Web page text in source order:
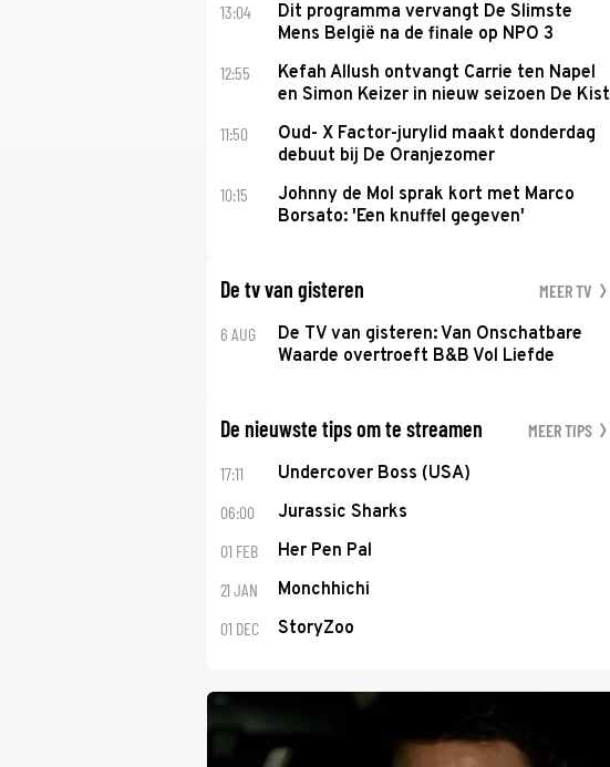
13:04
Dit programma vervangt De Slimste
Mens België na de finale op NPO 3
12:55
Kefah Allush ontvangt Carrie ten Napel
en Simon Keizer in nieuw seizoen De Kist
11:50
Oud- X Factor-jurylid maakt donderdag
debuut bij De Oranjezomer
10:15
Johnny de Mol sprak kort met Marco
Borsato: 'Een knuffel gegeven'
De tv van gisteren MEER TV
6 AUG
De TV van gisteren: Van Onschatbare
Waarde overtroeft B&B Vol Liefde
De nieuwste tips om te streamen MEER TIPS
17:11 Undercover Boss (USA)
06:00 Jurassic Sharks
01 FEB Her Pen Pal
21 JAN Monchhichi
01 DEC StoryZoo